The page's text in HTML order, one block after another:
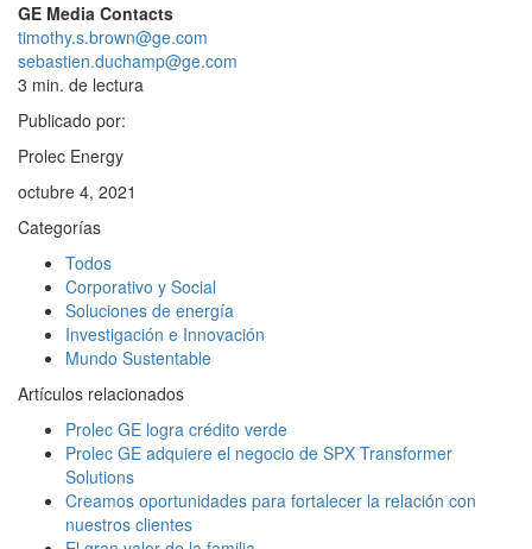
GE Media Contacts
timothy.s.brown@ge.com
sebastien.duchamp@ge.com
3 min. de lectura
Publicado por:
Prolec Energy
octubre 4, 2021
Categorías
Todos
Corporativo y Social
Soluciones de energía
Investigación e Innovación
Mundo Sustentable
Artículos relacionados
Prolec GE logra crédito verde
Prolec GE adquiere el negocio de SPX Transformer
Solutions
Creamos oportunidades para fortalecer la relación con
nuestros clientes